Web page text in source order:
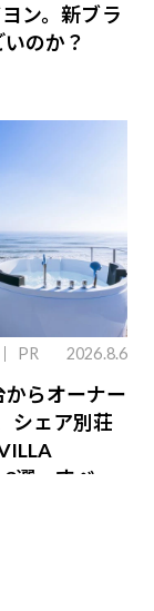
ン。新ブラ
のか？
PR 2026.8.6
からオーナー
シェア別荘
選。すべて